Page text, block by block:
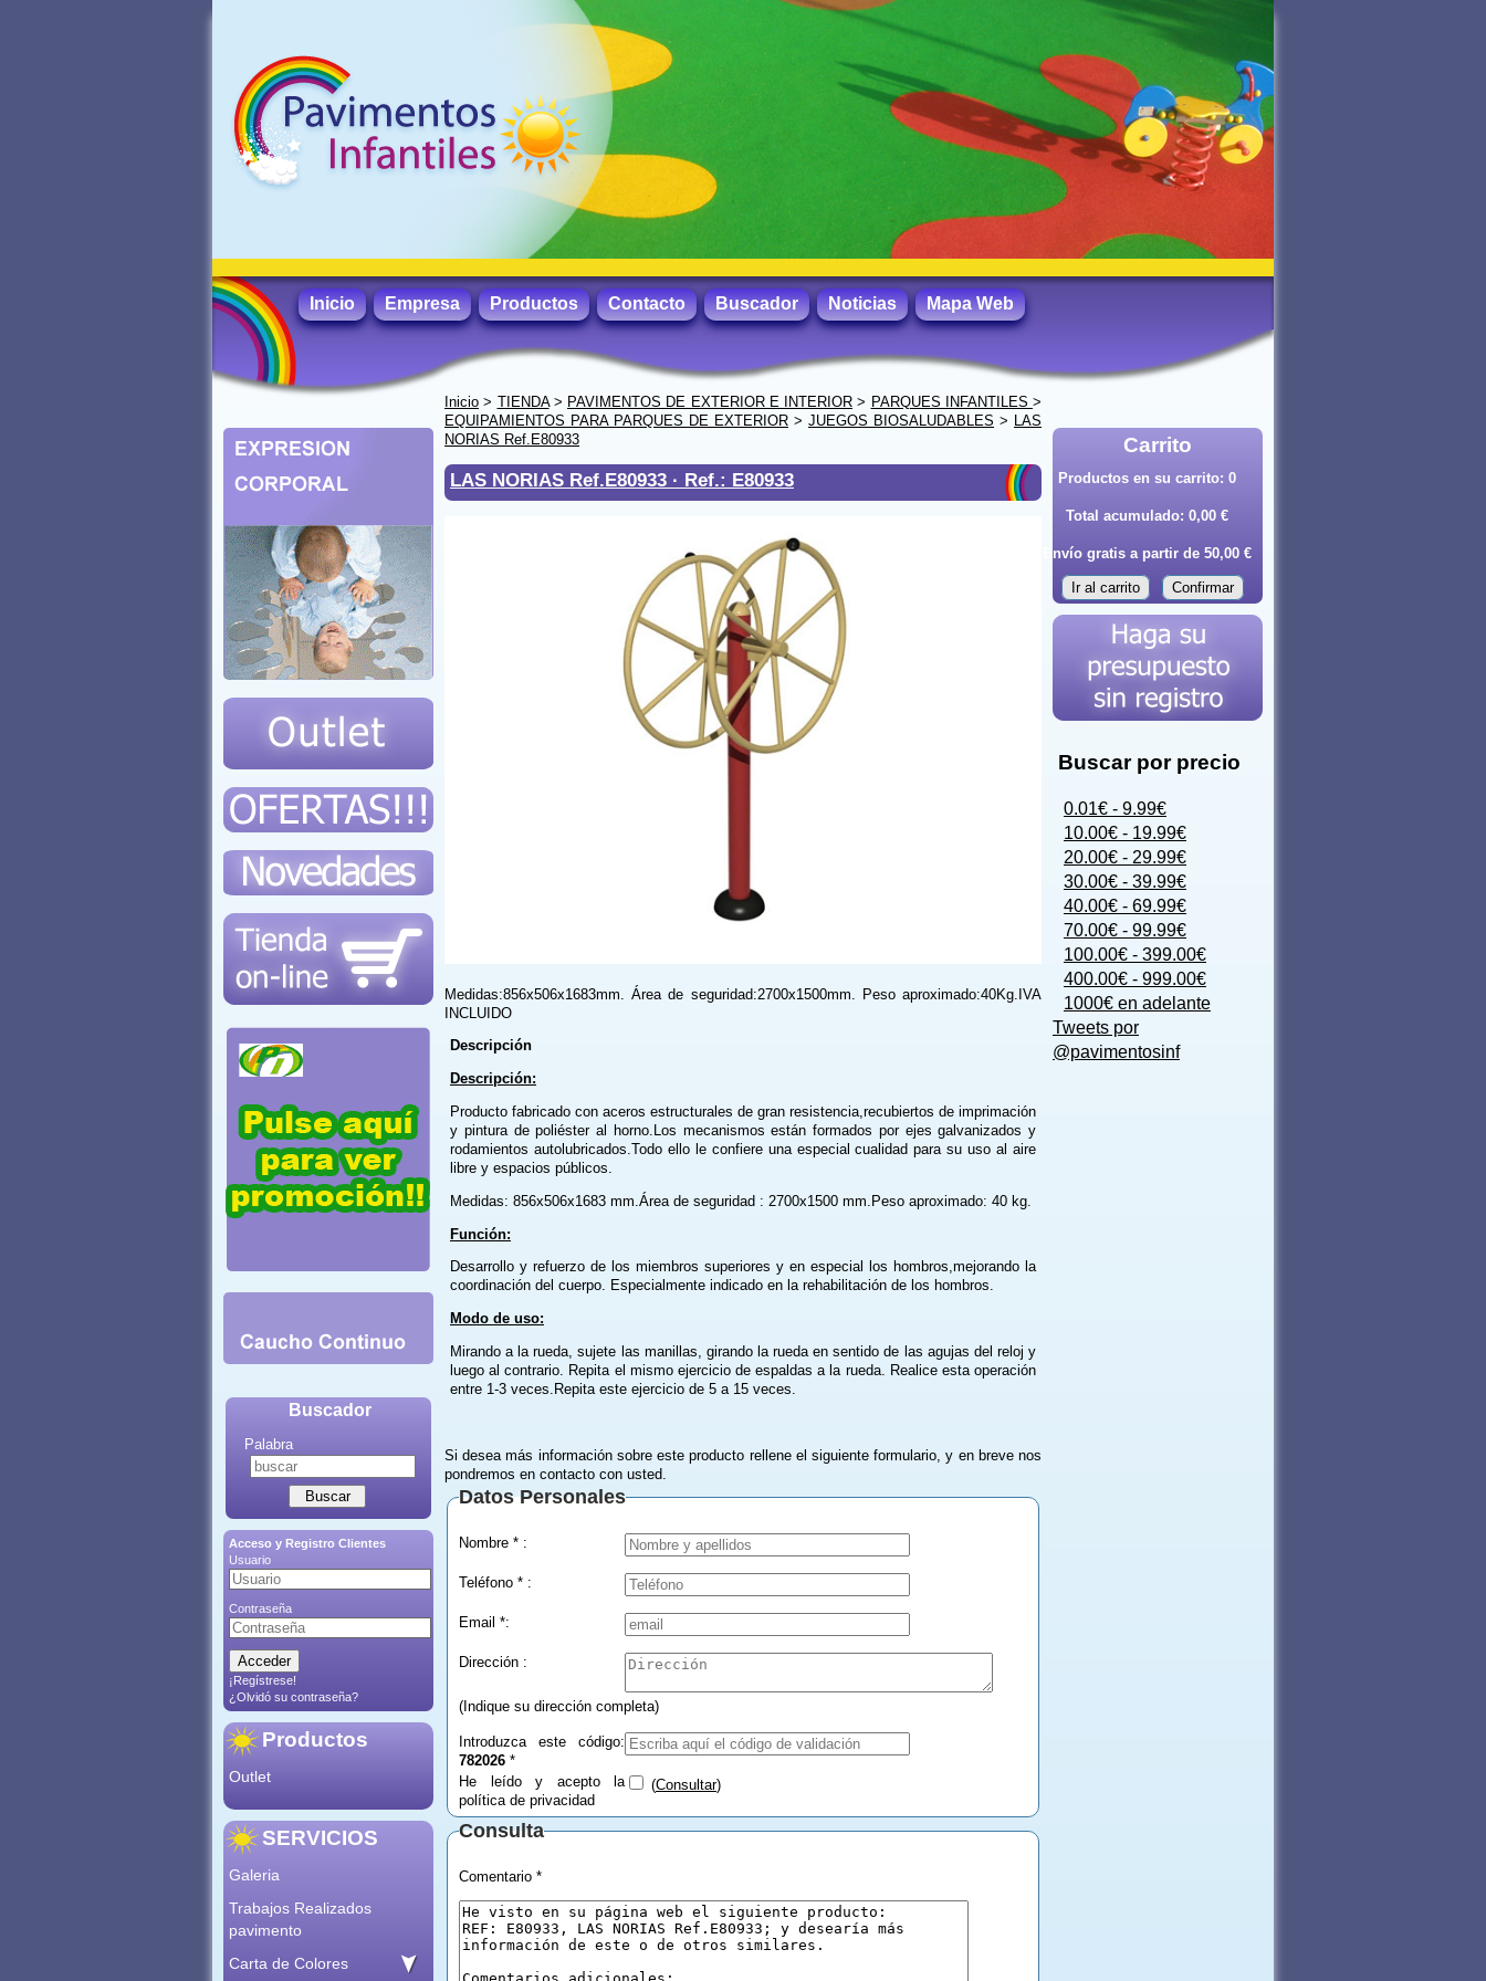
Inicio Empresa Productos Contacto Buscador Noticias Mapa Web
Buscador
Palabra
Acceso y Registro Clientes
Usuario
Contraseña
¡Regístrese!
¿Olvidó su contraseña?
Productos
Outlet
SERVICIOS
Galeria
Trabajos Realizados
pavimento
Carta de Colores
Inicio > TIENDA> PAVIMENTOS DE EXTERIOR E INTERIOR > PARQUES INFANTILES >
EQUIPAMIENTOS PARA PARQUES DE EXTERIOR > JUEGOS BIOSALUDABLES > LAS
NORIAS Ref.E80933
LAS NORIAS Ref.E80933 · Ref.: E80933
Medidas:856x506x1683mm. Área de seguridad:2700x1500mm. Peso aproximado:40Kg.IVA
INCLUIDO
Descripción
Descripción:
Producto fabricado con aceros estructurales de gran resistencia,recubiertos de imprimación
y pintura de poliéster al horno.Los mecanismos están formados por ejes galvanizados y
rodamientos autolubricados.Todo ello le confiere una especial cualidad para su uso al aire
libre y espacios públicos.
Medidas: 856x506x1683 mm.Área de seguridad : 2700x1500 mm.Peso aproximado: 40 kg.
Función:
Desarrollo y refuerzo de los miembros superiores y en especial los hombros,mejorando la
coordinación del cuerpo. Especialmente indicado en la rehabilitación de los hombros.
Modo de uso:
Mirando a la rueda, sujete las manillas, girando la rueda en sentido de las agujas del reloj y
luego al contrario. Repita el mismo ejercicio de espaldas a la rueda. Realice esta operación
entre 1-3 veces.Repita este ejercicio de 5 a 15 veces.
Si desea más información sobre este producto rellene el siguiente formulario, y en breve nos
pondremos en contacto con usted.
Datos Personales
Nombre * :
Teléfono * :
Email *:
Dirección :
(Indique su dirección completa)
Introduzca este código:
782026 *
He leído y acepto la
política de privacidad
(Consultar)
Consulta
Comentario *
Carrito
Productos en su carrito: 0
Total acumulado: 0,00 €
Envío gratis a partir de 50,00 €
Ir al carrito Confirmar
Buscar por precio
0.01€ - 9.99€
10.00€ - 19.99€
20.00€ - 29.99€
30.00€ - 39.99€
40.00€ - 69.99€
70.00€ - 99.99€
100.00€ - 399.00€
400.00€ - 999.00€
1000€ en adelante
Tweets por
@pavimentosinf